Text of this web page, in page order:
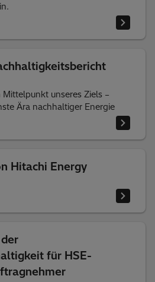
unseres Ziels –
Ära nachhaltiger Energie
Hitachi Energy
für HSE-